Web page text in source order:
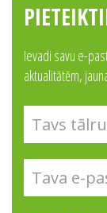
Ievadi savu e-
aktualitātēm,